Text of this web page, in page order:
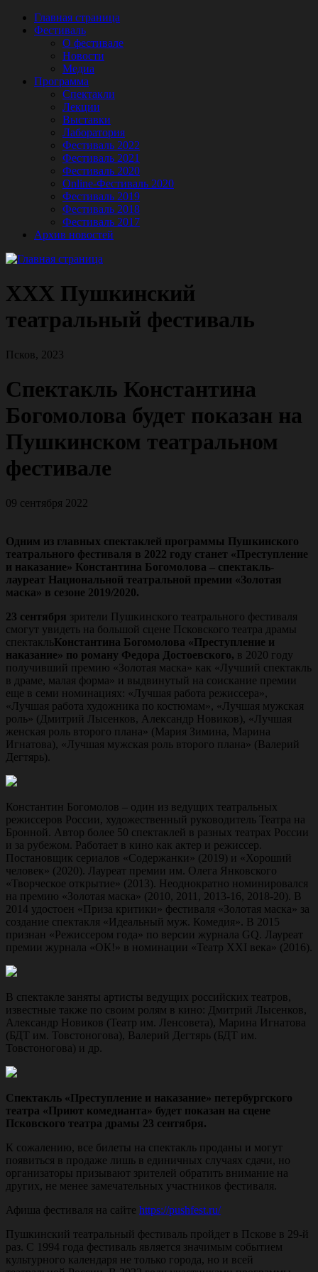
Главная страница
Фестиваль
О фестивале
Новости
Медиа
Программа
Спектакли
Лекции
Выставки
Лаборатория
Фестиваль 2022
Фестиваль 2021
Фестиваль 2020
Online-Фестиваль 2020
Фестиваль 2019
Фестиваль 2018
Фестиваль 2017
Архив новостей
XXX Пушкинский
театральный фестиваль
Псков, 2023
Спектакль Константина
Богомолова будет показан на
Пушкинском театральном
фестивале
09 сентября 2022
Одним из главных спектаклей программы Пушкинского
театрального фестиваля в 2022 году станет «Преступление
и наказание» Константина Богомолова – спектакль-
лауреат Национальной театральной премии «Золотая
маска» в сезоне 2019/2020.
23 сентября зрители Пушкинского театрального фестиваля
смогут увидеть на большой сцене Псковского театра драмы
спектакльКонстантина Богомолова «Преступление и
наказание» по роману Федора Достоевского, в 2020 году
получивший премию «Золотая маска» как «Лучший спектакль
в драме, малая форма» и выдвинутый на соискание премии
еще в семи номинациях: «Лучшая работа режиссера»,
«Лучшая работа художника по костюмам», «Лучшая мужская
роль» (Дмитрий Лысенков, Александр Новиков), «Лучшая
женская роль второго плана» (Мария Зимина, Марина
Игнатова), «Лучшая мужская роль второго плана» (Валерий
Дегтярь).
Константин Богомолов – один из ведущих театральных
режиссеров России, художественный руководитель Театра на
Бронной. Автор более 50 спектаклей в разных театрах России
и за рубежом. Работает в кино как актер и режиссер.
Постановщик сериалов «Содержанки» (2019) и «Хороший
человек» (2020). Лауреат премии им. Олега Янковского
«Творческое открытие» (2013). Неоднократно номинировался
на премию «Золотая маска» (2010, 2011, 2013-16, 2018-20). В
2014 удостоен «Приза критики» фестиваля «Золотая маска» за
создание спектакля «Идеальный муж. Комедия». В 2015
признан «Режиссером года» по версии журнала GQ. Лауреат
премии журнала «ОК!» в номинации «Театр ХХI века» (2016).
В спектакле заняты артисты ведущих российских театров,
известные также по своим ролям в кино: Дмитрий Лысенков,
Александр Новиков (Театр им. Ленсовета), Марина Игнатова
(БДТ им. Товстоногова), Валерий Дегтярь (БДТ им.
Товстоногова) и др.
Спектакль «Преступление и наказание» петербургского
театра «Приют комедианта» будет показан на сцене
Псковского театра драмы 23 сентября.
К сожалению, все билеты на спектакль проданы и могут
появиться в продаже лишь в единичных случаях сдачи, но
организаторы призывают зрителей обратить внимание на
других, не менее замечательных участников фестиваля.
Афиша фестиваля на сайте https://pushfest.ru/
Пушкинский театральный фестиваль пройдет в Пскове в 29-й
раз. C 1994 года фестиваль является значимым событием
культурного календаря не только города, но и всей